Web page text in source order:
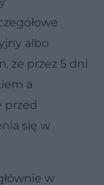
albo
że przez 5 dni
a
przed
się w
w